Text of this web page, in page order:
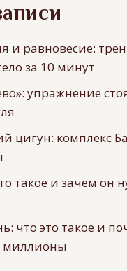
и равновесие:
за 10 минут
упражнение
цигун: комплекс
такое и зачем он
что это такое и
миллионы